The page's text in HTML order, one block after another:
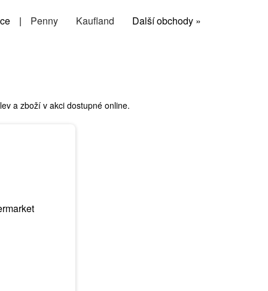
| Penny Kaufland Další obchody »
a zboží v akci dostupné online.